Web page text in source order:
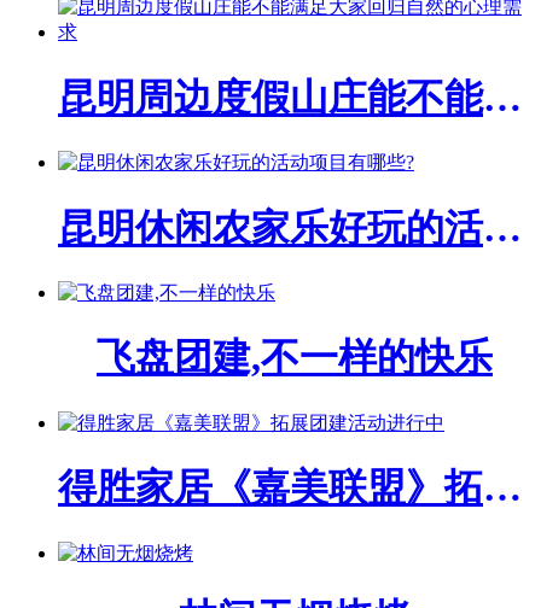
昆明周边度假山庄能不能满足大家回归自然的心理需求
昆明休闲农家乐好玩的活动项目有哪些?
飞盘团建,不一样的快乐
得胜家居《嘉美联盟》拓展团建活动进行中